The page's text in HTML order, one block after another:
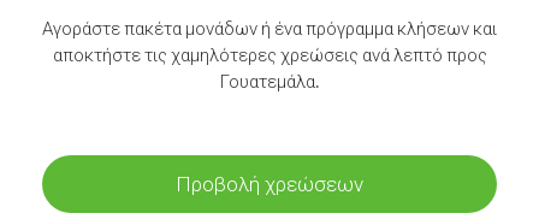
Αγοράστε πακέτα μονάδων ή ένα πρόγραμμα κλήσεων και
αποκτήστε τις χαμηλότερες χρεώσεις ανά λεπτό προς
Γουατεμάλα.
Προβολή χρεώσεων